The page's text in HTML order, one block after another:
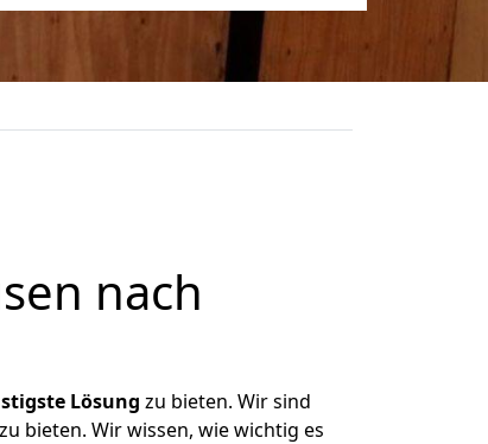
nach
Lösung zu bieten. Wir sind
bieten. Wir wissen, wie wichtig es